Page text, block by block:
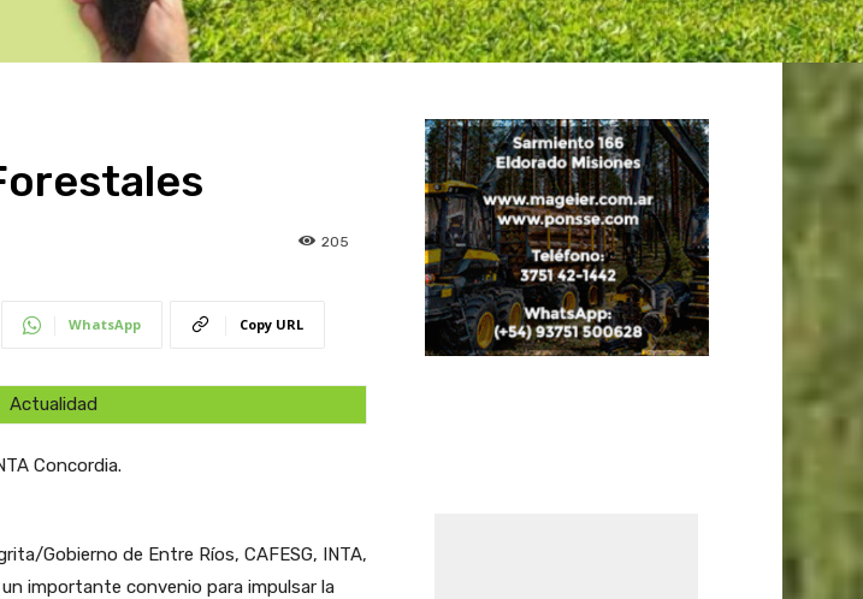
205
WhatsApp Copy URL
Actualidad
Concordia.
Gobierno de Entre Ríos, CAFESG, INTA,
un importante convenio para impulsar la